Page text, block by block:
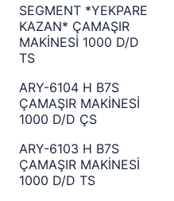
SEGMENT *YEKPARE
KAZAN* ÇAMAŞIR
MAKİNESİ 1000 D/D
TS
ARY-6104 H B7S
ÇAMAŞIR MAKİNESİ
1000 D/D ÇS
ARY-6103 H B7S
ÇAMAŞIR MAKİNESİ
1000 D/D TS